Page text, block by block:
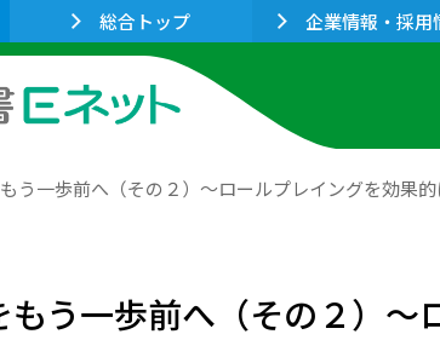
総合トップ 企業情報・採用
う一歩前へ（その２）～ロールプレイングを効果
もう一歩前へ（その２）